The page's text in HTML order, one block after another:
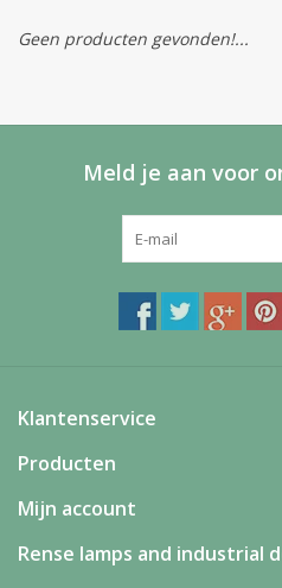
Geen producten gevonden!...
Meld je aan voor
Klantenservice
Producten
Mijn account
Rense lamps and industrial